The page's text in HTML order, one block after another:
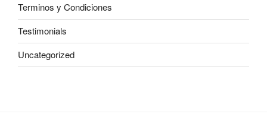
Terminos y Condiciones
Testimonials
Uncategorized